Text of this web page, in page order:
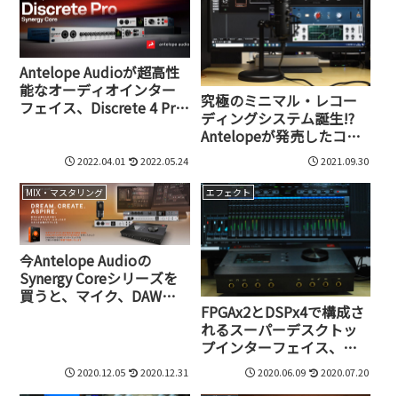
Antelope Audioが超高性
能なオーディオインター
フェイス、Discrete 4 Pro
2022.04.01 2022.05.24
究極のミニマル・レコー
ディングシステム誕生!?
Antelopeが発売したコン
デンサマイク、Axino
Synergy Coreとは?2021.09.30
MIX・マスタリング
今Antelope Audioの
Synergy Coreシリーズを
買うと、マイク、DAW、
ス“Complete Creative
Toolbox”は12月31日まで
2020.12.05 2020.12.31
エフェクト
FPGAx2とDSPx4で構成さ
れるスーパーデスクトッ
プインターフェイス、
AntelopeのZen Tour
Synergy Coreの実力
2020.06.09 2020.07.20